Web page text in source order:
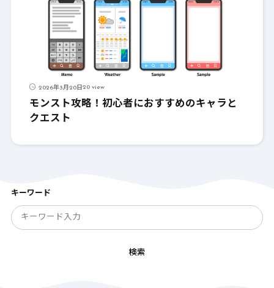
2026年3月20日20 view
モンスト攻略！初心者におすすめのキャラと
クエスト
キーワード
検索